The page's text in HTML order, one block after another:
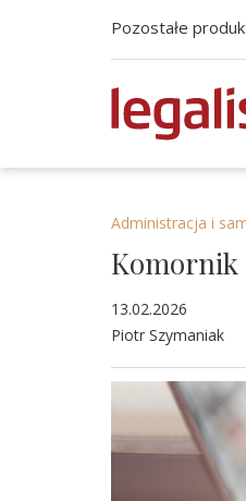
Pozostałe
Administracja i
Komornik
13.02.2026
Piotr Szymaniak